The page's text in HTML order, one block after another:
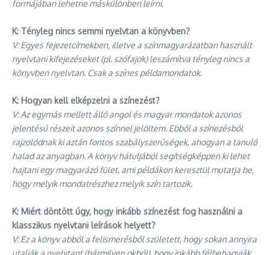
formájában lehetne máskülönben leírni.
K: Tényleg nincs semmi nyelvtan a könyvben?
V: Egyes fejezetcímekben, illetve a színmagyarázatban használt
nyelvtani kifejezéseket (pl. szófajok) leszámítva tényleg nincs a
könyvben nyelvtan. Csak a színes példamondatok.
K: Hogyan kell elképzelni a színezést?
V: Az egymás mellett álló angol és magyar mondatok azonos
jelentésű részeit azonos színnel jelöltem. Ebből a színezésből
rajzolódnak ki aztán fontos szabályszerűségek, ahogyan a tanuló
halad az anyagban. A könyv hátuljából segítségképpen ki lehet
hajtani egy magyarázó fület, ami példákon keresztül mutatja be,
hogy melyik mondatrészhez melyik szín tartozik.
K: Miért döntött úgy, hogy inkább színezést fog használni a
klasszikus nyelvtani leírások helyett?
V: Ez a könyv abból a felismerésből született, hogy sokan annyira
utalják a nyelvtant (bármilyen okból), hogy inkább félbehagyják